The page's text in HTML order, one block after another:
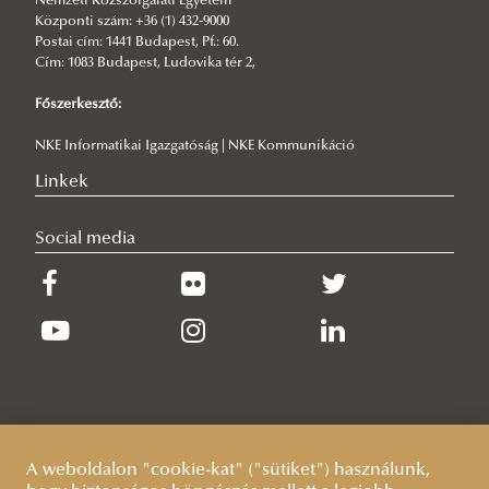
Tímea Zsivity
Ákos Péter Mernyei
Központi szám: +36 (1) 432-9000
Postai cím: 1441 Budapest, Pf.: 60.
Cím: 1083 Budapest, Ludovika tér 2,
Főszerkesztő:
NKE Informatikai Igazgatóság | NKE Kommunikáció
Linkek
Social media
A weboldalon "cookie-kat" ("sütiket") használunk,